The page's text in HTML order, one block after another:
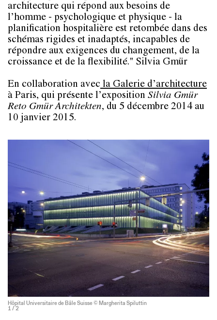
architecture qui répond aux besoins de
l’homme - psychologique et physique - la
planification hospitalière est retombée dans des
schémas rigides et inadaptés, incapables de
répondre aux exigences du changement, de la
croissance et de la flexibilité." Silvia Gmür
En collaboration avec la Galerie d’architecture
à Paris, qui présente l’exposition Silvia Gmür
Reto Gmür Architekten, du 5 décembre 2014 au
10 janvier 2015.
Hôpital Universitaire de Bâle Suisse © Margherita Spiluttin
1 / 2